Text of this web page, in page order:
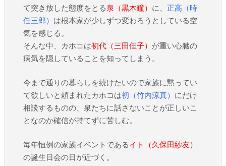
て突き放した態度をとる泉（黒木瞳） に、 正高（時
任三郎） は根本家が少しずつ変わろうとしている空
気を感じる。
そんな中、カホコは初代（三田佳子） が重い心臓の
病気を隠していることを知ってしまう。
今まで通りの暮らしを続けたいので家族に黙ってい
て欲しいと頼まれたカホコは初（竹内涼真） にだけ
相談するものの、泉たちに話さないことが正しいこ
となのか確信が持てずに苦しむ。
毎年恒例の家族イベントであるイト（久保田紗友）
の誕生日会の日が近づく。